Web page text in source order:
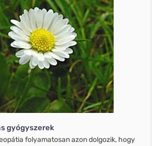
gyógyszerek
folyamatosan azon dolgozik, hogy